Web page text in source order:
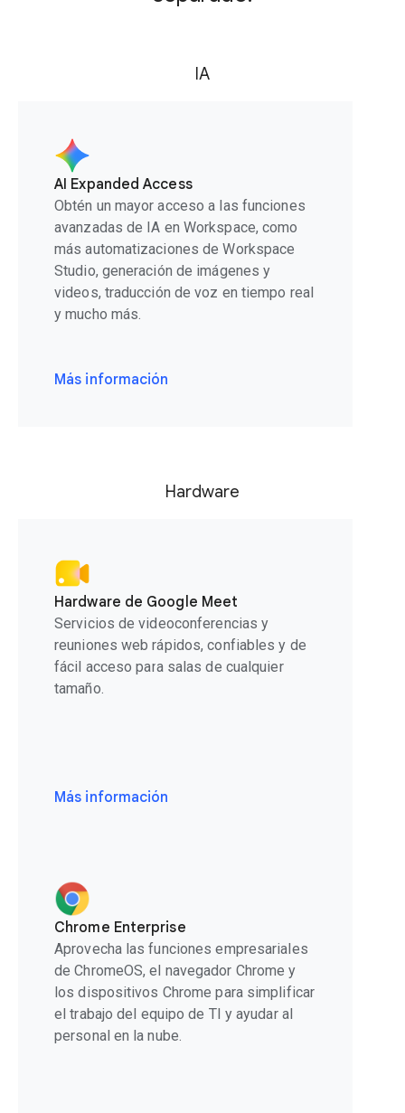
IA
AI Expanded Access
Obtén un mayor acceso a las funciones
avanzadas de IA en Workspace, como
más automatizaciones de Workspace
Studio, generación de imágenes y
videos, traducción de voz en tiempo real
y mucho más.
Más información
Hardware
Hardware de Google Meet
Servicios de videoconferencias y
reuniones web rápidos, confiables y de
fácil acceso para salas de cualquier
tamaño.
Más información
Chrome Enterprise
Aprovecha las funciones empresariales
de ChromeOS, el navegador Chrome y
los dispositivos Chrome para simplificar
el trabajo del equipo de TI y ayudar al
personal en la nube.